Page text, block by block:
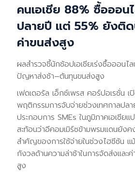
คนเอเชีย 88% ซื้อออน
ปลายปี แต่ 55% ยังติ
ค่าขนส่งสูง
ผลสำรวจชี้นักช้อปเอเชียเร่งซื้อออน
ปัญหาส่งช้า–ต้นทุนขนส่งสูง
เฟดเดอรัล เอ็กซ์เพรส คอร์ปอเรชั่น เ
พฤติกรรมการจับจ่ายช่วงเทศกาลปล
ประกอบการ SMEs ในภูมิภาคเอเชีย
สะท้อนว่าอีคอมเมิร์ซข้ามพรมแดนยังค
สำคัญของการใช้จ่ายในช่วงไฮซีซัน แ
กังวลด้านความล่าช้าในการจัดส่งและ
สูง